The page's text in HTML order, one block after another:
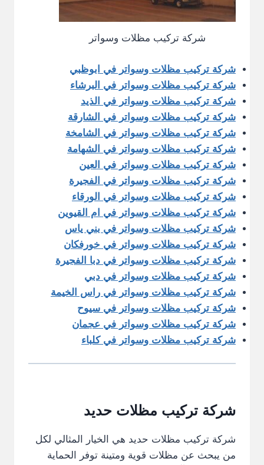
شركة تركيب مظلات وسواتر
شركة تركيب مظلات وسواتر في ابوظبي
شركة تركيب مظلات وسواتر في البرشاء
شركة تركيب مظلات وسواتر في الذيد
شركة تركيب مظلات وسواتر في الشارقة
شركة تركيب مظلات وسواتر في الشامخة
شركة تركيب مظلات وسواتر في الشهامة
شركة تركيب مظلات وسواتر في العين
شركة تركيب مظلات وسواتر في الفجيرة
شركة تركيب مظلات وسواتر في الورقاء
شركة تركيب مظلات وسواتر في ام القيوين
شركة تركيب مظلات وسواتر في بني ياس
شركة تركيب مظلات وسواتر في خورفكان
شركة تركيب مظلات وسواتر في دبا الفجيرة
شركة تركيب مظلات وسواتر في دبي
شركة تركيب مظلات وسواتر في راس الخيمة
شركة تركيب مظلات وسواتر في سيوح
شركة تركيب مظلات وسواتر في عجمان
شركة تركيب مظلات وسواتر في كلباء
شركة تركيب مظلات حديد
شركة تركيب مظلات حديد هي الخيار المثالي لكل
من يبحث عن مظلات قوية ومتينة توفر الحماية